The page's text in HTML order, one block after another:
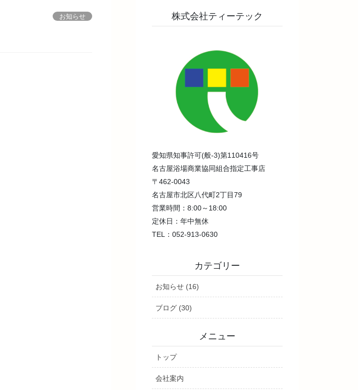
お知らせ 株式会社ティーテック
愛知県知事許可(般-3)第110416号
名古屋浴場商業協同組合指定工事店
〒462-0043
名古屋市北区八代町2丁目79
営業時間：8:00～18:00
定休日：年中無休
TEL：052-913-0630
カテゴリー
お知らせ (16)
ブログ (30)
メニュー
トップ
会社案内